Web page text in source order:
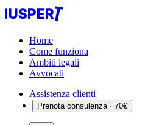
Home
Come funziona
Ambiti legali
Avvocati
Assistenza clienti
Prenota consulenza · 70€